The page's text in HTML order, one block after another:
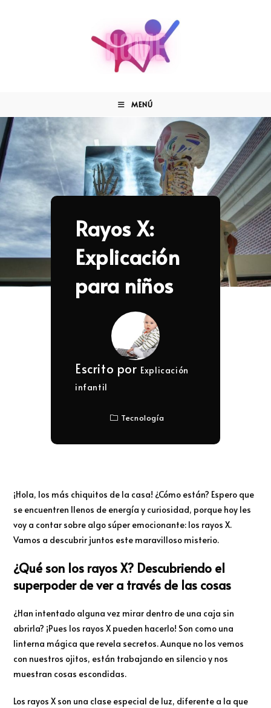
MENÚ
Rayos X:
Explicación
para niños
Escrito por Explicación
infantil
Tecnología
¡Hola, los más chiquitos de la casa! ¿Cómo están? Espero que
se encuentren llenos de energía y curiosidad, porque hoy les
voy a contar sobre algo súper emocionante: los rayos X.
Vamos a descubrir juntos este maravilloso misterio.
¿Qué son los rayos X? Descubriendo el
superpoder de ver a través de las cosas
¿Han intentado alguna vez mirar dentro de una caja sin
abrirla? ¡Pues los rayos X pueden hacerlo! Son como una
linterna mágica que revela secretos. Aunque no los vemos
con nuestros ojitos, están trabajando en silencio y nos
muestran cosas escondidas.
Los rayos X son una clase especial de luz, diferente a la que